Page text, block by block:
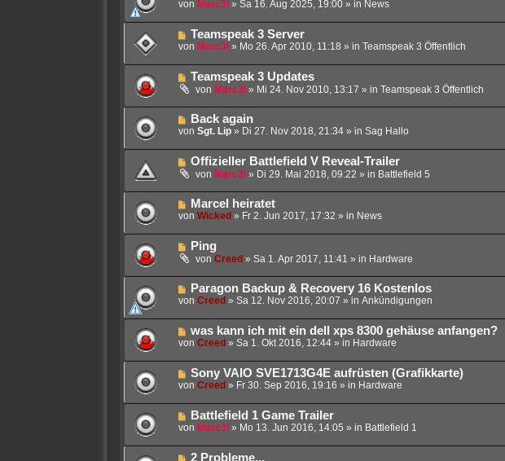
B
r
a
g
e
B
r
a
g
von Marc3l » Sa 16. Aug 2025, 19:00» in News
N
e
e
B
r
a
g
Teamspeak 3 Server
von Marc3l » Mo 26. Apr 2010, 11:18 » in Teamspeak 3 Öffentlich
N
e
e
B
r
a
g
Teamspeak 3 Updates
von Marc3l » Mi 24. Nov 2010, 13:17 » in Teamspeak 3 Öffentlich
N
e
e
r
B
r
a
g
Back again
von Sgt. Lip» Di 27. Nov 2018, 21:34» in Sag Hallo
N
e
e
B
r
a
g
Offizieller Battlefield V Reveal-Trailer
von Marc3l » Di 29. Mai 2018, 09:22 » in Battlefield 5
N
e
e
B
r
a
g
Marcel heiratet
von Wicked » Fr 2. Jun 2017, 17:32 » in News
N
e
e
B
r
a
g
Ping
von Creed » Sa 1. Apr 2017, 11:41 » in Hardware
N
e
e
r
B
r
a
g
Paragon Backup & Recovery 16 Kostenlos
von Creed » Sa 12. Nov 2016, 20:07 » in Ankündigungen
N
e
e
r
B
r
a
g
was kann ich mit ein dell xps 8300 gehäuse anfangen?
von Creed » Sa 1. Okt 2016, 12:44» in Hardware
N
e
e
B
Sony VAIO SVE1713G4E aufrüsten (Grafikkarte)
von Creed » Fr 30. Sep 2016, 19:16 » in Hardware
N
e
e
Battlefield 1 Game Trailer
von Marc3l » Mo 13. Jun 2016, 14:05 » in Battlefield 1
N
2 Probleme...